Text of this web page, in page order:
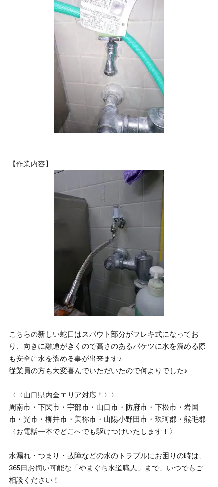
【作業内容】
こちらの新しい蛇口はスパウト部分がフレキ式になってお
り、向きに融通がきくので高さのあるバケツに水を溜める際
も安全に水を溜める事が出来ます♪
従業員の方も大変喜んでいただいたので何よりでした♪
〈〈山口県内全エリア対応！〉〉
周南市・下関市・宇部市・山口市・防府市・下松市・岩国
市・光市・柳井市・美祢市・山陽小野田市・玖珂郡・熊毛郡
〈お電話一本でどこへでも駆けつけいたします！〉
水漏れ・つまり・故障などの水のトラブルにお困りの時は、
365日お伺い可能な「やまぐち水道職人」まで、いつでもご
相談ください！